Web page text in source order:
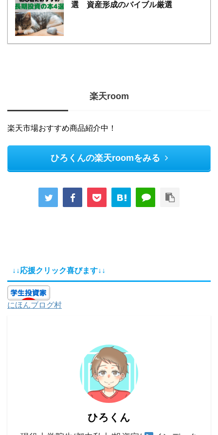
選 資産形成のバイブル厳選
楽天room
楽天市場おすすめ商品紹介中！
ひろくんの楽天roomをみる
↓↓応援クリック喜びます↓↓
にほんブログ村
ひろくん